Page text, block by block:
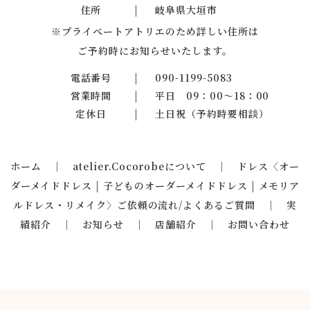
住所
岐阜県大垣市
※プライベートアトリエのため詳しい住所は
ご予約時にお知らせいたします。
電話番号
090-1199-5083
営業時間
平日 09：00～18：00
定休日
土日祝（予約時要相談）
ホーム ｜ atelier.Cocorobeについて ｜ ドレス〈オー
ダーメイドドレス | 子どものオーダーメイドドレス | メモリア
ルドレス・リメイク〉 ご依頼の流れ/よくあるご質問 ｜ 実
績紹介
｜ お知らせ ｜ 店舗紹介 ｜ お問い合わせ